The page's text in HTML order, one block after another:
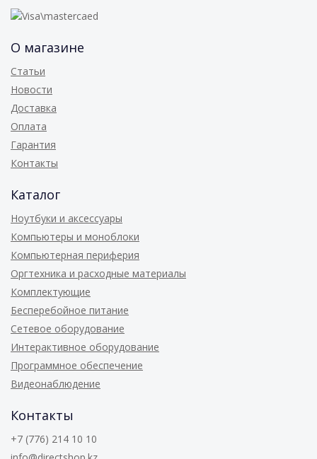
О магазине
Статьи
Новости
Доставка
Оплата
Гарантия
Контакты
Каталог
Ноутбуки и аксессуары
Компьютеры и моноблоки
Компьютерная периферия
Оргтехника и расходные материалы
Комплектующие
Бесперебойное питание
Сетевое оборудование
Интерактивное оборудование
Программное обеспечение
Видеонаблюдение
Контакты
+7 (776) 214 10 10